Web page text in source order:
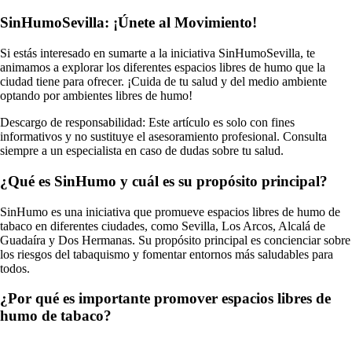
SinHumoSevilla: ¡Únete al Movimiento!
Si estás interesado en sumarte a la iniciativa SinHumoSevilla, te
animamos a explorar los diferentes espacios libres de humo que la
ciudad tiene para ofrecer. ¡Cuida de tu salud y del medio ambiente
optando por ambientes libres de humo!
Descargo de responsabilidad: Este artículo es solo con fines
informativos y no sustituye el asesoramiento profesional. Consulta
siempre a un especialista en caso de dudas sobre tu salud.
¿Qué es SinHumo y cuál es su propósito principal?
SinHumo es una iniciativa que promueve espacios libres de humo de
tabaco en diferentes ciudades, como Sevilla, Los Arcos, Alcalá de
Guadaíra y Dos Hermanas. Su propósito principal es concienciar sobre
los riesgos del tabaquismo y fomentar entornos más saludables para
todos.
¿Por qué es importante promover espacios libres de
humo de tabaco?